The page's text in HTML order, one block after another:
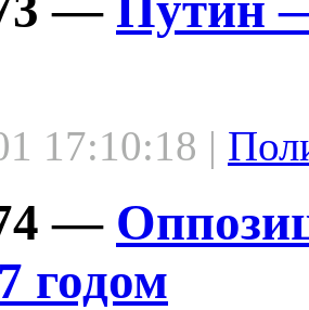
17:10:18 |
—
годом